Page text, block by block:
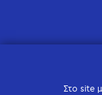
Στο site